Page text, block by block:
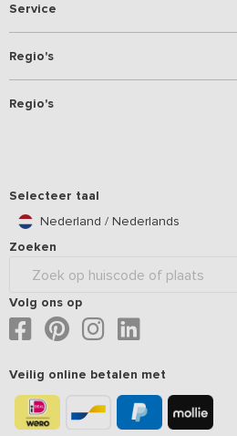
Service
Regio's
Regio's
Selecteer taal
Nederland / Nederlands
Zoeken
Volg ons op
Veilig online betalen met